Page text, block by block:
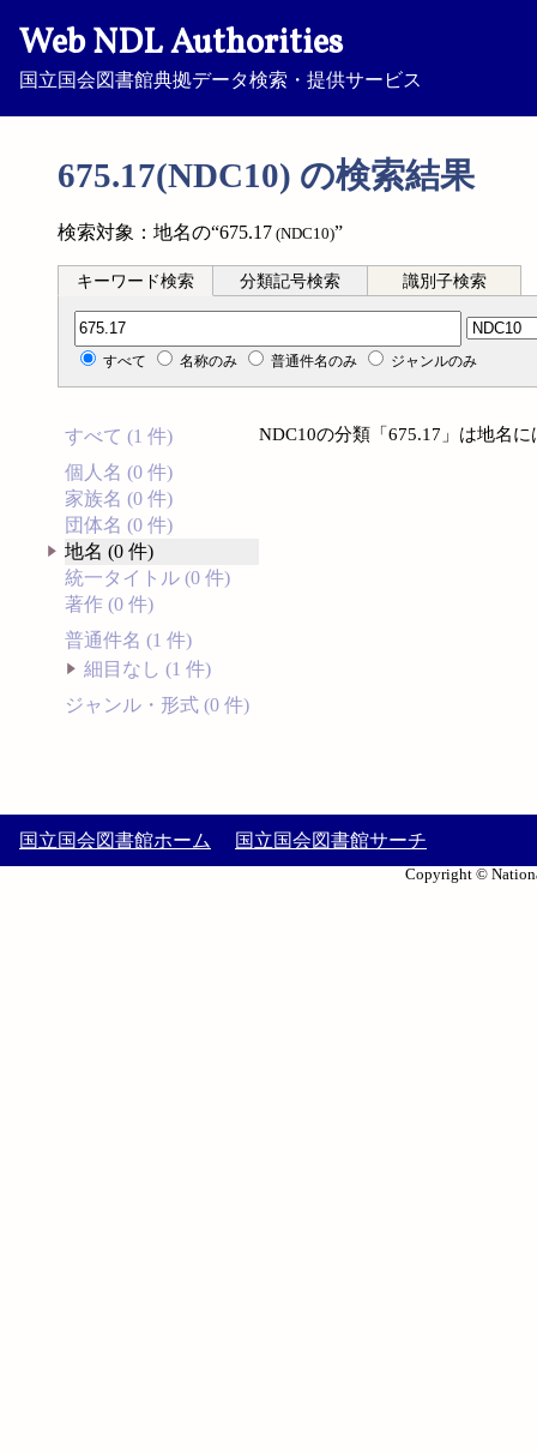
Web NDL Authorities
国立国会図書館典拠データ検索・提供サービス
675.17(NDC10) の検索結果
検索対象：地名の“675.17 (NDC10)”
キーワード検索 分類記号検索 識別子検索
分類記号検索
すべて 名称のみ 普通件名のみ ジャンルのみ
すべて (1 件)
個人名 (0 件)
家族名 (0 件)
団体名 (0 件)
地名 (0 件)
統一タイトル (0 件)
著作 (0 件)
普通件名 (1 件)
細目なし (1 件)
ジャンル・形式 (0 件)
NDC10の分類「675.17」は地名
国立国会図書館ホーム 国立国会図書館サーチ
Copyright ©